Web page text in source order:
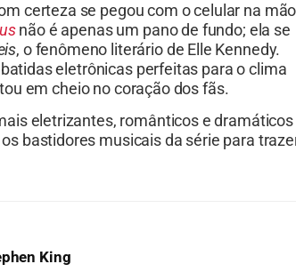
certeza se pegou com o celular na mão
não é apenas um pano de fundo; ela se
, o fenômeno literário de Elle Kennedy.
eletrônicas perfeitas para o clima
em cheio no coração dos fãs.
eletrizantes, românticos e dramáticos
bastidores musicais da série para
King